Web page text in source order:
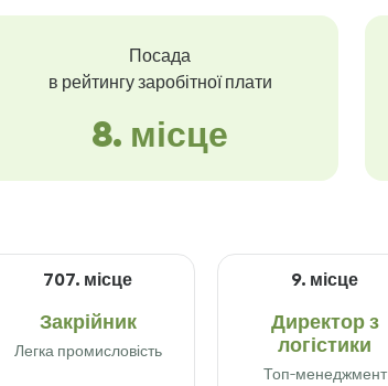
Посада
в рейтингу заробітної плати
8. місце
707. місце
Закрійник
Легка промисловість
9. місце
Директор з
логістики
Топ-менеджмент